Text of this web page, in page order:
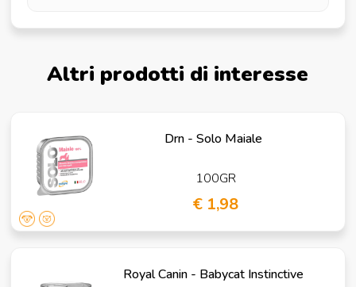
Altri prodotti di interesse
Drn - Solo Maiale
100GR
€ 1,98
Royal Canin - Babycat Instinctive